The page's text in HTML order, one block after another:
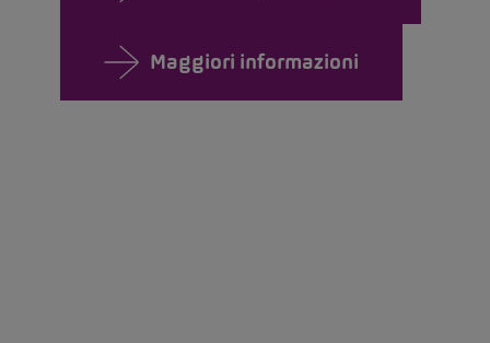
Maggiori informazioni